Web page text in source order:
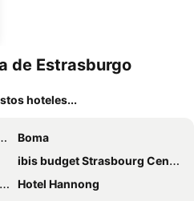
de Estrasburgo
hoteles...
Boma
ibis budget Strasbourg Centre Republique
Hotel Hannong